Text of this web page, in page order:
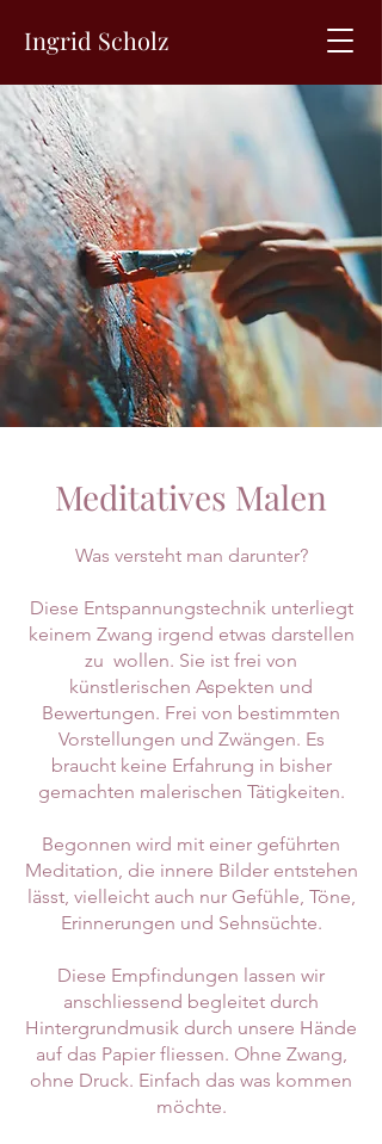
Ingrid Scholz
Meditatives Malen
Was versteht man darunter?
Diese Entspannungstechnik unterliegt
keinem Zwang irgend etwas darstellen
zu wollen. Sie ist frei von
künstlerischen Aspekten und
Bewertungen. Frei von bestimmten
Vorstellungen und Zwängen. Es
braucht keine Erfahrung in bisher
gemachten malerischen Tätigkeiten.
Begonnen wird mit einer geführten
Meditation, die innere Bilder entstehen
lässt, vielleicht auch nur Gefühle, Töne,
Erinnerungen und Sehnsüchte.
Diese Empfindungen lassen wir
anschliessend begleitet durch
Hintergrundmusik durch unsere Hände
auf das Papier fliessen. Ohne Zwang,
ohne Druck. Einfach das was kommen
möchte.